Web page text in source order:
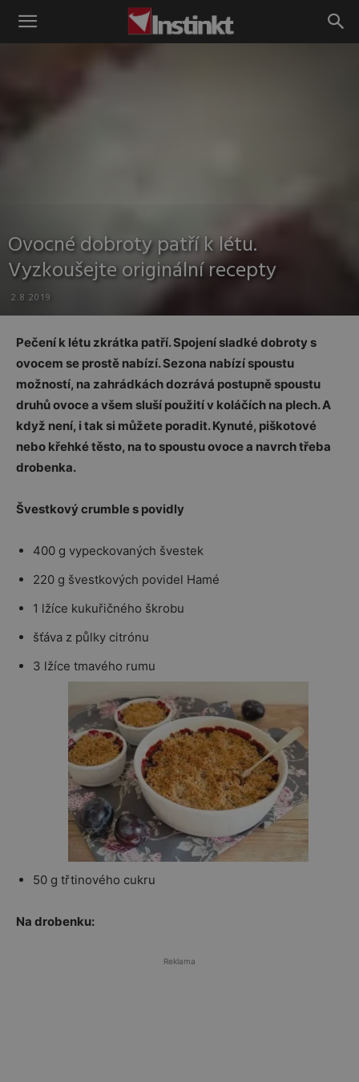
Instinkt
Ovocné dobroty patří k létu.
Vyzkoušejte originální recepty
2.8.2019
Pečení k létu zkrátka patří. Spojení sladké dobroty s
ovocem se prostě nabízí. Sezona nabízí spoustu
možností, na zahrádkách dozrává postupně spoustu
druhů ovoce a všem sluší použití v koláčích na plech. A
když není, i tak si můžete poradit. Kynuté, piškotové
nebo křehké těsto, na to spoustu ovoce a navrch třeba
drobenka.
Švestkový crumble s povidly
400 g vypeckovaných švestek
220 g švestkových povidel Hamé
1 lžíce kukuřičného škrobu
šťáva z půlky citrónu
3 lžíce tmavého rumu
50 g třtinového cukru
Na drobenku:
Reklama